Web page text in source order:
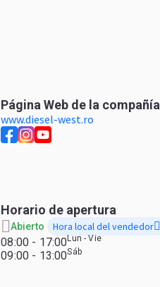
Página Web de la compañía
www.diesel-west.ro
Horario de apertura
Abierto Hora local del vendedor
08:00 - 17:00Lun - Vie
09:00 - 13:00Sáb